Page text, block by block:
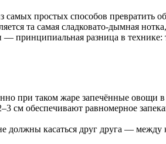
простых способов превратить
та самая сладковато-дымная
разница в технике:
при таком жаре запечённые овощи в
см обеспечивают равномерное
должны касаться друг друга — между